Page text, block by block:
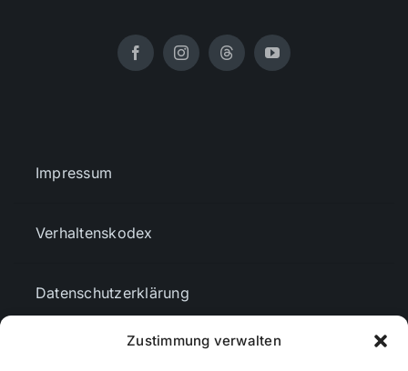
Zustimmung verwalten
Impressum
Verhaltenskodex
Datenschutzerklärung